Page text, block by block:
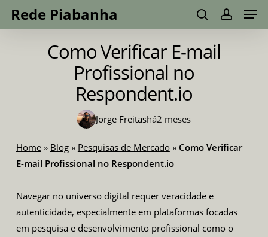
SkipRede Piabanha
searchaccount
Como Verificar E-mail
Profissional no
Respondent.io
Jorge Freitashá2 meses
Home» Blog» Pesquisas de Mercado» Como Verificar
E-mail Profissional no Respondent.io
Navegar no universo digital requer veracidade e
autenticidade, especialmente em plataformas focadas
em pesquisa e desenvolvimento profissional como o
Menu